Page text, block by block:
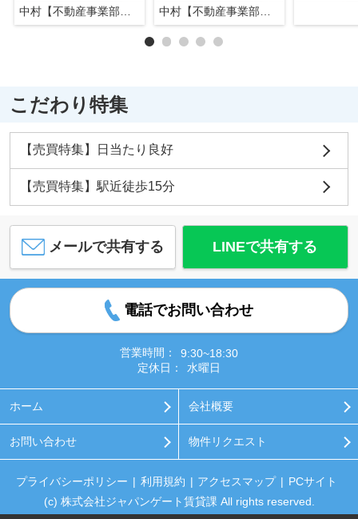
こだわり特集
【売買特集】日当たり良好
【売買特集】駅近徒歩15分
メールで共有する LINEで共有する
電話でお問い合わせ
営業時間：
9:30~18:30
定休日：
水曜日
ホーム 会社概要
お問い合わせ 物件リクエスト
プライバシーポリシー 利用規約 アクセスマップ
PCサイト
(c) 株式会社ジャパンゲート賃貸課 All rights reserved.